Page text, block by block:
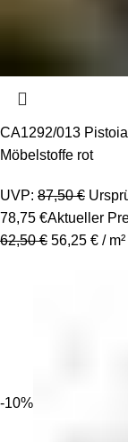
CA1292/013
Möbelstoffe rot
UVP: 87,50€
78,75 €Aktueller
62,50€ 56,25 € / m²
-10%